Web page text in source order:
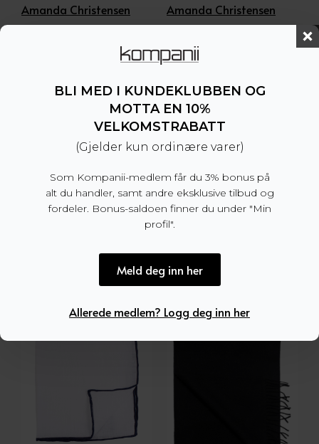
Amanda Christensen Amanda Christensen
899kr
Paisley Linen Pocket Square Sky Blue Melange
599kr
BLI MED I KUNDEKLUBBEN OG
MOTTA EN 10%
VELKOMSTRABATT
(Gjelder kun ordinære varer)
Som Kompanii-medlem får du 3% bonus på
alt du handler, samt andre eksklusive tilbud og
fordeler. Bonus-saldoen finner du under "Min
profil".
Meld deg inn her
Allerede medlem? Logg deg inn her